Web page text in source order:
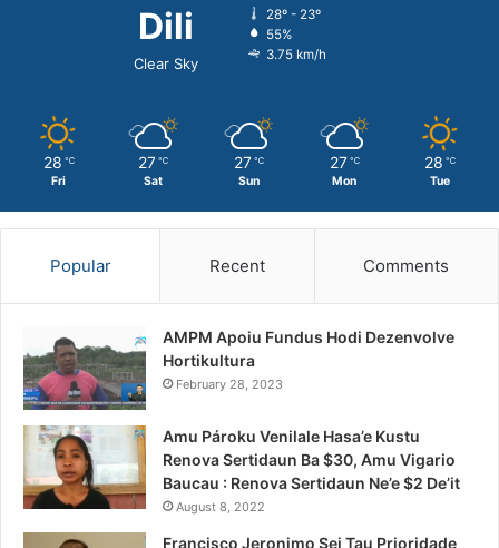
Dili
Clear Sky
28º - 23º
55%
3.75 km/h
28 ℃
Fri
27 ℃
Sat
27 ℃
Sun
27 ℃
Mon
28 ℃
Tue
Popular Recent Comments
AMPM Apoiu Fundus Hodi Dezenvolve
Hortikultura
February 28, 2023
Amu Pároku Venilale Hasa’e Kustu
Renova Sertidaun Ba $30, Amu Vigario
Baucau : Renova Sertidaun Ne’e $2 De’it
August 8, 2022
Francisco Jeronimo Sei Tau Prioridade